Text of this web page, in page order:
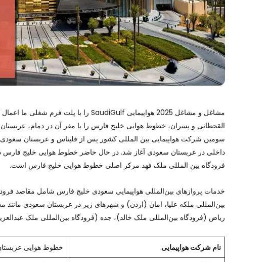
مشاغل و مشاغل 2025 هواپیمایی SaudiGulf را با پلت فرم شغلی ما اعمال کنید:
القحطانی و پسران، خطوط هوایی خلیج فارس را با مقر آن در دمام،
فرودگاه بین المللی ملک فهد مرکز اصلی خطوط هوایی خلیج فارس است.
خدمات پروازهای بین‌المللی هواپیمایی سعودی خلیج فارس شامل مقاصد
بین‌المللی ملکه علیا، امان (اردن) و شهرهای زیر در عربستان سعودی مانند
ریاض (فرودگاه بین‌المللی ملک خالد)، جده (فرودگاه بین‌المللی ملک
نام شرکت هواپیمایی خطوط هوایی